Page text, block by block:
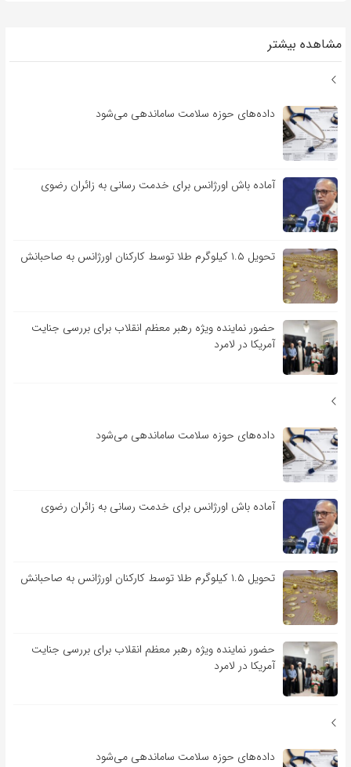
مشاهده بیشتر
داده‌های حوزه سلامت ساماندهی می‌شود
آماده باش اورژانس برای خدمت رسانی به زائران رضوی
تحویل ۱.۵ کیلوگرم طلا توسط کارکنان اورژانس به صاحبانش
حضور نماینده ویژه رهبر معظم انقلاب برای بررسی جنایت
آمریکا در لامرد
داده‌های حوزه سلامت ساماندهی می‌شود
آماده باش اورژانس برای خدمت رسانی به زائران رضوی
تحویل ۱.۵ کیلوگرم طلا توسط کارکنان اورژانس به صاحبانش
حضور نماینده ویژه رهبر معظم انقلاب برای بررسی جنایت
آمریکا در لامرد
داده‌های حوزه سلامت ساماندهی می‌شود